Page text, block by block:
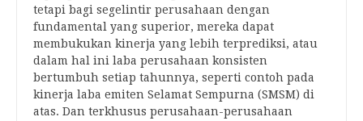
tetapi bagi segelintir perusahaan dengan
fundamental yang superior, mereka dapat
membukukan kinerja yang lebih terprediksi, atau
dalam hal ini laba perusahaan konsisten
bertumbuh setiap tahunnya, seperti contoh pada
kinerja laba emiten Selamat Sempurna (SMSM) di
atas. Dan terkhusus perusahaan-perusahaan